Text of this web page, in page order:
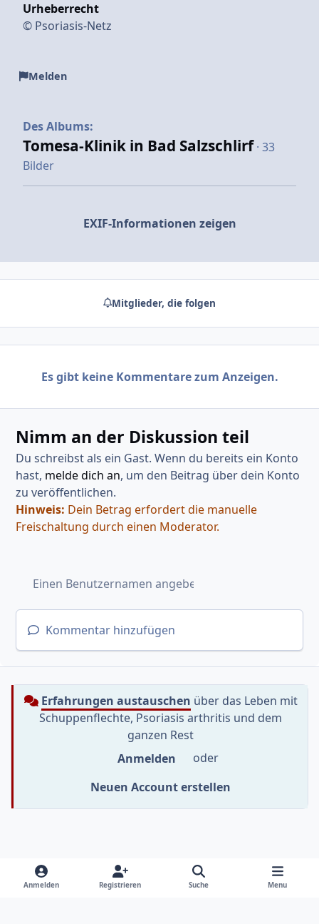
Urheberrecht
© Psoriasis-Netz
Melden
Des Albums:
Tomesa-Klinik in Bad Salzschlirf · 33
Bilder
EXIF-Informationen zeigen
Mitglieder, die folgen
Es gibt keine Kommentare zum Anzeigen.
Nimm an der Diskussion teil
Du schreibst als ein Gast. Wenn du bereits ein Konto
hast, melde dich an, um den Beitrag über dein Konto
zu veröffentlichen.
Hinweis: Dein Betrag erfordert die manuelle
Freischaltung durch einen Moderator.
Kommentar hinzufügen
Erfahrungen austauschen über das Leben mit
Schuppenflechte, Psoriasis arthritis und dem
ganzen Rest
Anmelden
oder
Neuen Account erstellen
Heller Modus
Dunkler Modus
Systemeinstellung
y
Anmelden Registrieren Suche Menu